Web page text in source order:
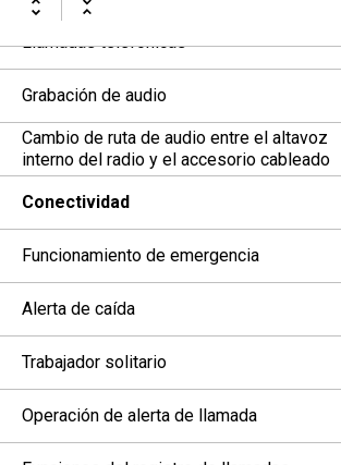
Llamadas telefónicas
Grabación de audio
Cambio de ruta de audio entre el altavoz
interno del radio y el accesorio cableado
Conectividad
Funcionamiento de emergencia
Alerta de caída
Trabajador solitario
Operación de alerta de llamada